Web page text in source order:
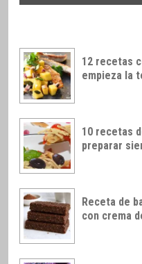
12 recetas
empieza la
10 recetas
preparar
Receta de
con crema